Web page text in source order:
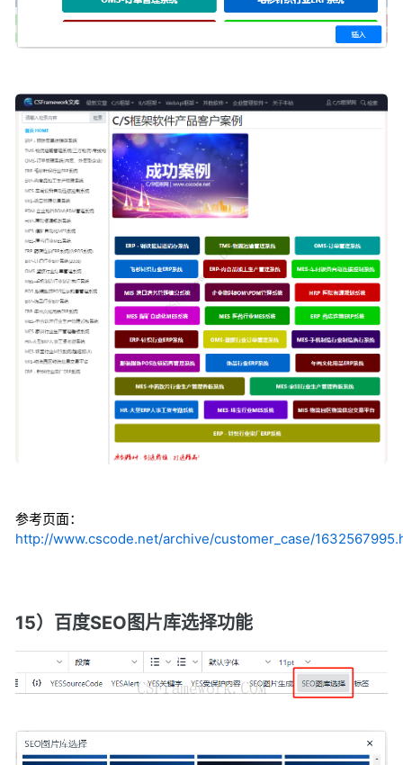
参考页面：
http://www.cscode.net/archive/customer_case/
15）百度SEO图片库选择功能